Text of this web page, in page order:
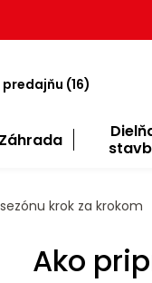
(16)
Záhrada
krok za krokom
Ako